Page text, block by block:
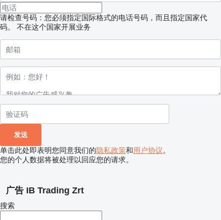
请检查号码：您必须指定国际格式的电话号码，而且指定国家代
码。
不在这个国家开展业务
单击此处即表明您同意我们的隐私政策和用户协议。
您的个人数据将被处理以回应您的请求。
广告 IB Trading Zrt
搜索